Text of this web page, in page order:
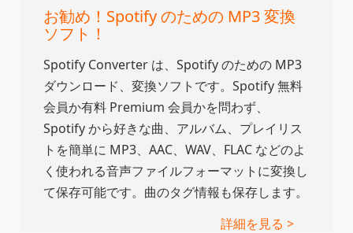
お勧め！Spotify のための MP3 変換
ソフト！
Spotify Converter は、Spotify のための MP3
ダウンロード、変換ソフトです。Spotify 無料
会員か有料 Premium 会員かを問わず、
Spotify から好きな曲、アルバム、プレイリス
トを簡単に MP3、AAC、WAV、FLAC などのよ
く使われる音声ファイルフォーマットに変換し
て保存可能です。曲のタグ情報も保存します。
詳細を見る >